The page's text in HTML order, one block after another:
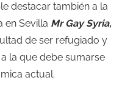
destacar también a la
en Sevilla Mr Gay Syria,
de ser refugiado y
la que debe sumarse
actual.